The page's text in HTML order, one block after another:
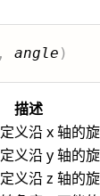
, angle )
描述
义沿 x 轴的旋
义沿 y 轴的旋
义沿 z 轴的旋